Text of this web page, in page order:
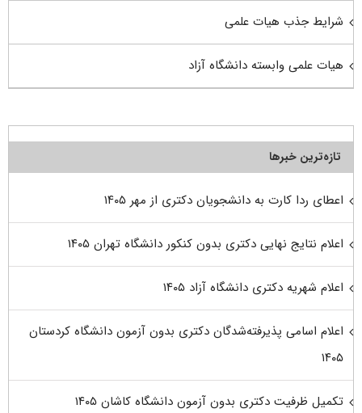
شرایط جذب هیات علمی
هیات علمی وابسته دانشگاه آزاد
تازه‌ترین خبرها
اعطای ردا کارت به دانشجویان دکتری از مهر ۱۴۰۵
اعلام نتایج نهایی دکتری بدون کنکور دانشگاه تهران ۱۴۰۵
اعلام شهریه دکتری دانشگاه آزاد ۱۴۰۵
اعلام اسامی پذیرفته‌شدگان دکتری بدون آزمون دانشگاه کردستان
۱۴۰۵
تکمیل ظرفیت دکتری بدون آزمون دانشگاه کاشان ۱۴۰۵